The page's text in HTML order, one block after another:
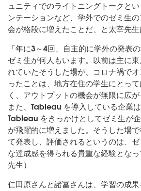
ュニティでのライトニングトークと
ンテーションなど、学外でのゼミ生
会が格段に増えたことだ、と太宰先生
「年に3～4回、自主的に学外の発表
ゼミ生が何人もいます。以前は主に
れていたそうした場が、コロナ禍で
ったことは、地方在住の学生にとっ
く、アウトプットの機会が無限に広が
また、Tableau を導入している企業は
Tableau をきっかけとしてゼミ生が
が飛躍的に増えました。そうした場
て発表し、評価されるというのは、
な達成感を得られる貴重な経験とな
先生）
仁田原さんと諸冨さんは、学習の成